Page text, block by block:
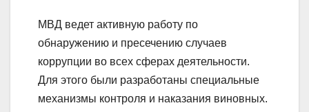
МВД ведет активную работу по
обнаружению и пресечению случаев
коррупции во всех сферах деятельности.
Для этого были разработаны специальные
механизмы контроля и наказания виновных.